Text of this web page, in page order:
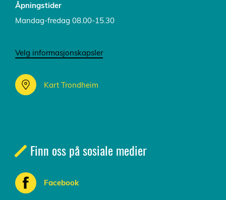
Åpningstider
Mandag-fredag 08.00-15.30
Velg informasjonskapsler
Kart Trondheim
Finn oss på sosiale medier
Facebook